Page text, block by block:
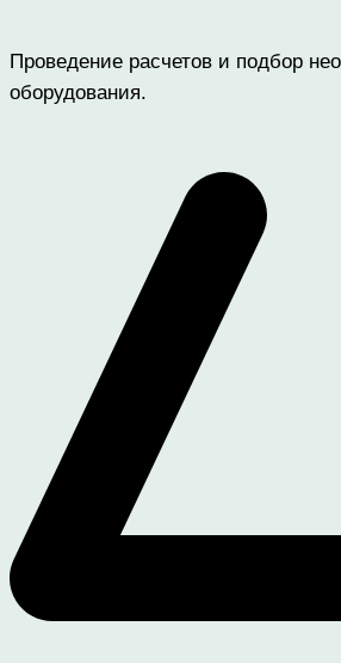
Проведение расчетов и подбор
оборудования.